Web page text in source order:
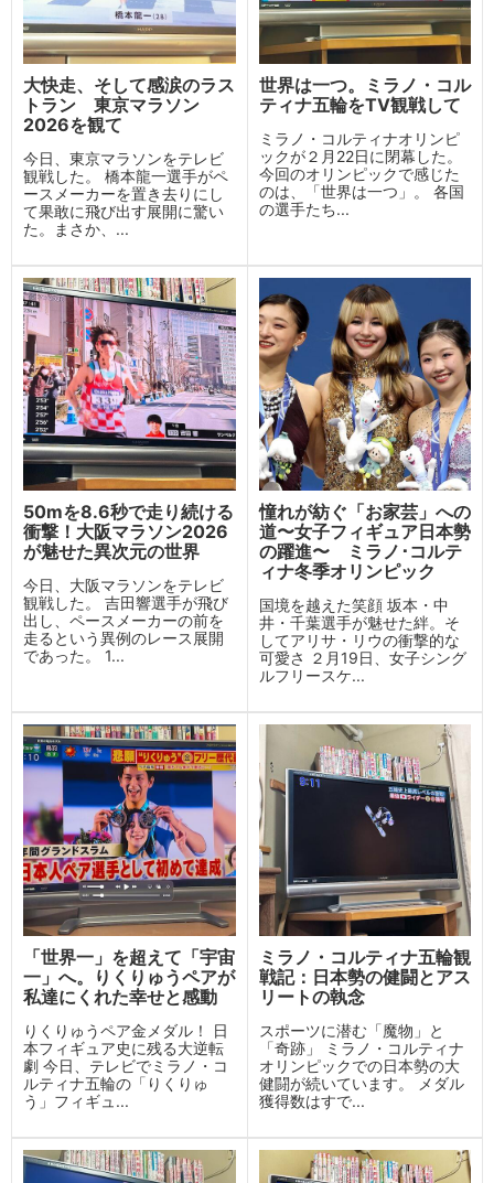
大快走、そして感涙のラス
トラン 東京マラソン
2026を観て
今日、東京マラソンをテレビ
観戦した。 橋本龍一選手がペ
ースメーカーを置き去りにし
て果敢に飛び出す展開に驚い
た。まさか、...
世界は一つ。ミラノ・コル
ティナ五輪をTV観戦して
ミラノ・コルティナオリンピ
ックが２月22日に閉幕した。
今回のオリンピックで感じた
のは、「世界は一つ」。 各国
の選手たち...
50mを8.6秒で走り続ける
衝撃！大阪マラソン2026
が魅せた異次元の世界
今日、大阪マラソンをテレビ
観戦した。 吉田響選手が飛び
出し、ペースメーカーの前を
走るという異例のレース展開
であった。 1...
憧れが紡ぐ「お家芸」への
道〜女子フィギュア日本勢
の躍進〜 ミラノ･コルテ
ィナ冬季オリンピック
国境を越えた笑顔 坂本・中
井・千葉選手が魅せた絆。そ
してアリサ・リウの衝撃的な
可愛さ ２月19日、女子シング
ルフリースケ...
「世界一」を超えて「宇宙
一」へ。りくりゅうペアが
私達にくれた幸せと感動
りくりゅうペア金メダル！ 日
本フィギュア史に残る大逆転
劇 今日、テレビでミラノ・コ
ルティナ五輪の「りくりゅ
う」フィギュ...
ミラノ・コルティナ五輪観
戦記：日本勢の健闘とアス
リートの執念
スポーツに潜む「魔物」と
「奇跡」 ミラノ・コルティナ
オリンピックでの日本勢の大
健闘が続いています。 メダル
獲得数はすで...